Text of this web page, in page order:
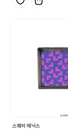
스퀘어 에닉스